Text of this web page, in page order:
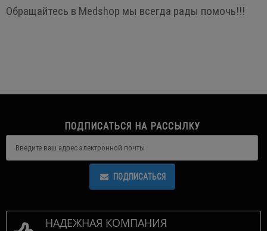
Обращайтесь в Medshop мы всегда рады помочь!!!
ПОДПИСАТЬСЯ НА РАССЫЛКУ
ПОДПИСАТЬСЯ
НАДЕЖНАЯ КОМПАНИЯ